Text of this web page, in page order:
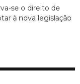
se o direito de
à nova legislação